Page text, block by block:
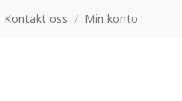
Kontakt oss / Min konto